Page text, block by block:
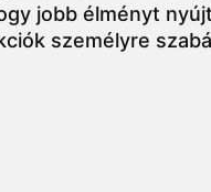
jobb élményt
személyre